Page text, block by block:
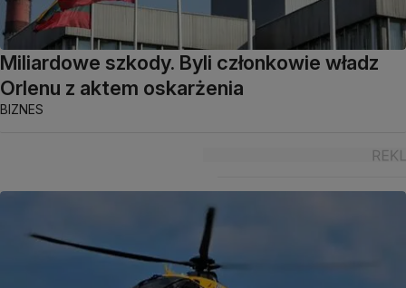
Miliardowe szkody. Byli członkowie władz
Orlenu z aktem oskarżenia
BIZNES